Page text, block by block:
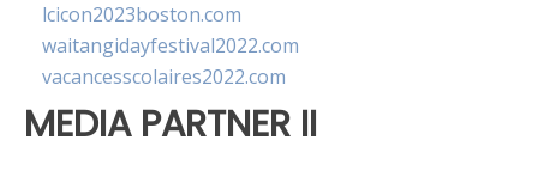
lcicon2023boston.com
waitangidayfestival2022.com
vacancesscolaires2022.com
MEDIA PARTNER II